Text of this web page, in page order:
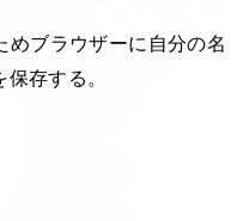
めブラウザーに自分の名
存する。